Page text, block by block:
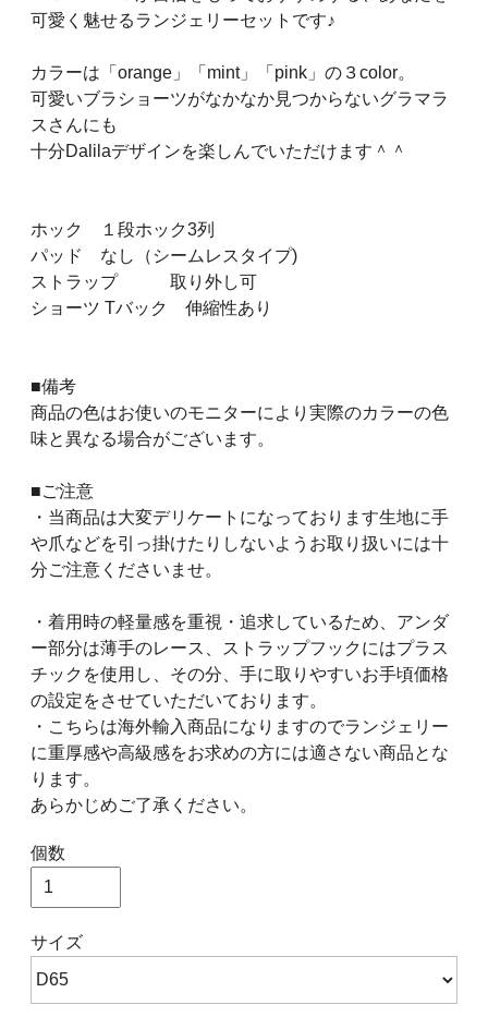
可愛く魅せるランジェリーセットです♪
カラーは「orange」「mint」「pink」の３color。
可愛いブラショーツがなかなか見つからないグラマラ
スさんにも
十分Dalilaデザインを楽しんでいただけます＾＾
ホック
１段ホック3列
パッド
なし（シームレスタイプ)
ストラップ取り外し可
ショーツ Tバック 伸縮性あり
■備考
商品の色はお使いのモニターにより実際のカラーの色
味と異なる場合がございます。
■ご注意
・当商品は大変デリケートになっております生地に手
や爪などを引っ掛けたりしないようお取り扱いには十
分ご注意くださいませ。
・着用時の軽量感を重視・追求しているため、アンダ
ー部分は薄手のレース、ストラップフックにはプラス
チックを使用し、その分、手に取りやすいお手頃価格
の設定をさせていただいております。
・こちらは海外輸入商品になりますのでランジェリー
に重厚感や高級感をお求めの方には適さない商品とな
ります。
あらかじめご了承ください。
個数
サイズ